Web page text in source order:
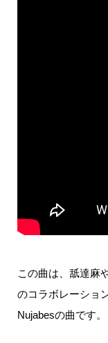
この曲は、舐達麻
のコラボレーショ
Nujabesの曲です。